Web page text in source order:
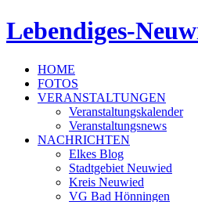
Lebendiges-
HOME
FOTOS
VERANSTALTUNGEN
Veranstaltungskalender
Veranstaltungsnews
NACHRICHTEN
Elkes Blog
Stadtgebiet Neuwied
Kreis Neuwied
VG Bad Hönningen